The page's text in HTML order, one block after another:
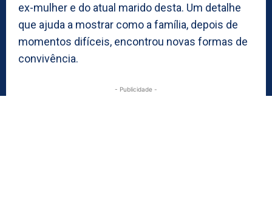
ex-mulher e do atual marido desta. Um detalhe
que ajuda a mostrar como a família, depois de
momentos difíceis, encontrou novas formas de
convivência.
- Publicidade -